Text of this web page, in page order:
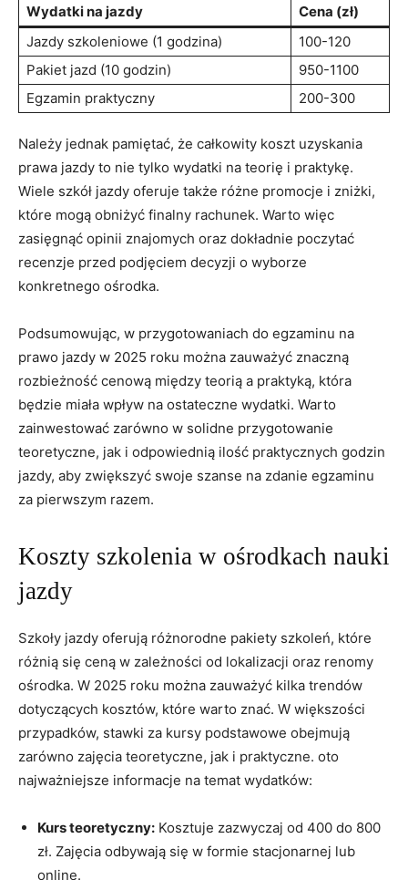
Wydatki na jazdy
Cena‌ (zł)
Jazdy szkoleniowe⁤ (1 godzina)
100-120
Pakiet jazd (10 godzin)
950-1100
Egzamin praktyczny
200-300
Należy ⁤jednak ​pamiętać, że całkowity koszt uzyskania
⁢prawa jazdy to nie tylko wydatki⁢ na teorię⁢ i praktykę.
⁢Wiele szkół jazdy oferuje także różne promocje i​ zniżki,‍
które mogą obniżyć finalny‍ rachunek. Warto‌ więc
zasięgnąć opinii znajomych oraz dokładnie poczytać
recenzje⁢ przed podjęciem decyzji o wyborze
‌konkretnego‍ ośrodka.
Podsumowując, w⁤ przygotowaniach do egzaminu‍ na
prawo jazdy ‍w 2025 roku można⁣ zauważyć ⁤znaczną
rozbieżność cenową między teorią a praktyką, która
będzie miała ⁣wpływ na ostateczne wydatki. ⁤Warto
zainwestować zarówno w⁢ solidne przygotowanie
teoretyczne, jak i odpowiednią ilość praktycznych godzin
jazdy, aby zwiększyć swoje szanse na zdanie egzaminu
⁢za pierwszym razem.
Koszty szkolenia w ośrodkach nauki
jazdy
Szkoły jazdy oferują różnorodne ​pakiety szkoleń, które
różnią się ceną w zależności od lokalizacji oraz renomy
ośrodka. W‌ 2025 roku można​ zauważyć kilka trendów
dotyczących ⁤kosztów, które ‍warto znać. W większości
przypadków, stawki za kursy‌ podstawowe obejmują
zarówno zajęcia teoretyczne, jak⁤ i praktyczne. oto
najważniejsze informacje na temat wydatków:
Kurs teoretyczny: Kosztuje zazwyczaj od 400 do 800
zł. Zajęcia odbywają się w formie stacjonarnej lub
online.